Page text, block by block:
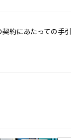
約にあたっての手引